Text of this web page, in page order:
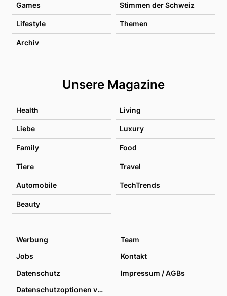
Games Stimmen der Schweiz
Lifestyle Themen
Archiv
Unsere Magazine
Health Living
Liebe Luxury
Family Food
Tiere Travel
Automobile TechTrends
Beauty
Werbung
Team
Jobs
Kontakt
Datenschutz
Impressum / AGBs
Datenschutzoptionen verwalten